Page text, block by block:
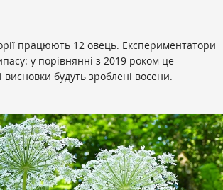
працюють 12 овець. Експериментатори
у порівнянні з 2019 роком це
будуть зроблені восени.